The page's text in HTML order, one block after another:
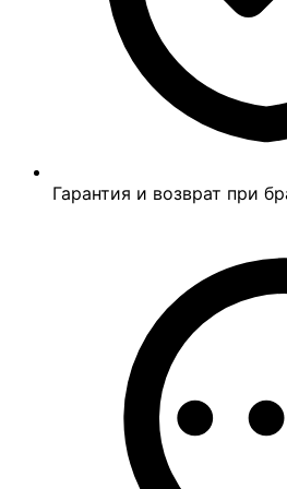
Гарантия и возврат при